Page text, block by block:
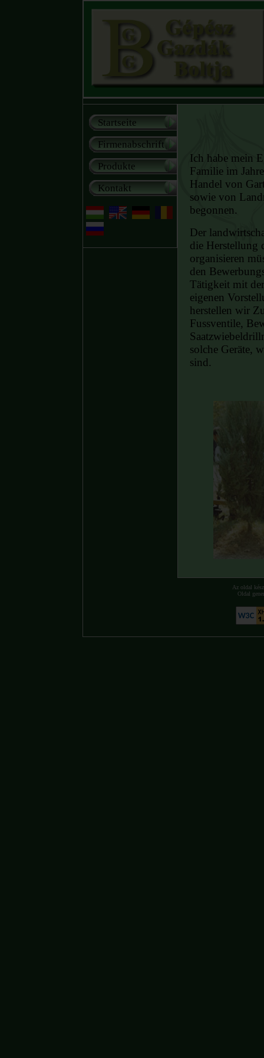
Startseite
Firmenabschrift
Produkte
Kontakt
Ich habe mein
Familie im
Handel von
sowie von
begonnen.
Der
die Herstellung
organisieren
den
Tätigkeit mit
eigenen
herstellen wir
Fussventile,
solche Geräte,
sind.
Az oldal
Oldal